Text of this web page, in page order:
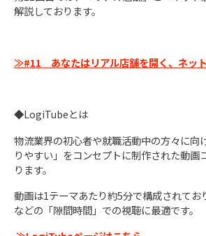
解説しております。
≫#11 あなたはリアル店舗を開く、ネッ
◆LogiTubeとは
物流業界の初心者や就職活動中の方々に向
りやすい」をコンセプトに制作された動画
ります。
動画は1テーマあたり約5分で構成されてお
などの「隙間時間」での視聴に最適です。